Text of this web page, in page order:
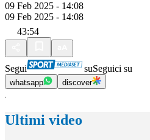
09 Feb 2025 - 14:08
09 Feb 2025 - 14:08
43:54
Segui suSeguici su
whatsapp discover
Ultimi video